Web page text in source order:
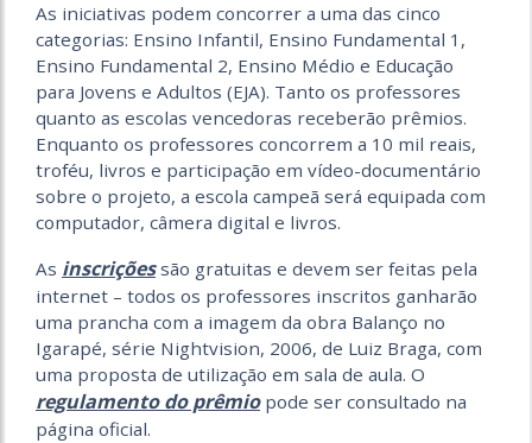
As iniciativas podem concorrer a uma das cinco
categorias: Ensino Infantil, Ensino Fundamental 1,
Ensino Fundamental 2, Ensino Médio e Educação
para Jovens e Adultos (EJA). Tanto os professores
quanto as escolas vencedoras receberão prêmios.
Enquanto os professores concorrem a 10 mil reais,
troféu, livros e participação em vídeo-documentário
sobre o projeto, a escola campeã será equipada com
computador, câmera digital e livros.
As inscriçõessão gratuitas e devem ser feitas pela
internet – todos os professores inscritos ganharão
uma prancha com a imagem da obra Balanço no
Igarapé, série Nightvision, 2006, de Luiz Braga, com
uma proposta de utilização em sala de aula. O
regulamento do prêmiopode ser consultado na
página oficial.